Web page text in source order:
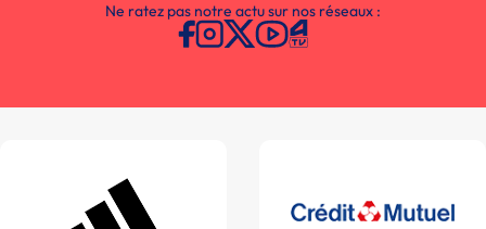
Ne ratez pas notre actu sur nos réseaux :